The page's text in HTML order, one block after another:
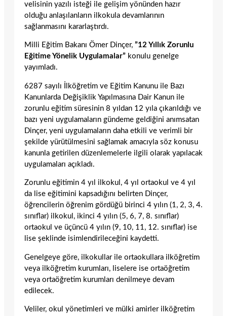
velisinin yazılı isteği ile gelişim yönünden hazır
olduğu anlaşılanların ilkokula devamlarının
sağlanmasını kararlaştırdı.
Milli Eğitim Bakanı Ömer Dinçer, ”12 Yıllık Zorunlu
Eğitime Yönelik Uygulamalar” konulu genelge
yayımladı.
6287 sayılı İlköğretim ve Eğitim Kanunu ile Bazı
Kanunlarda Değişiklik Yapılmasına Dair Kanun ile
zorunlu eğitim süresinin 8 yıldan 12 yıla çıkarıldığı ve
bazı yeni uygulamaların gündeme geldiğini anımsatan
Dinçer, yeni uygulamaların daha etkili ve verimli bir
şekilde yürütülmesini sağlamak amacıyla söz konusu
kanunla getirilen düzenlemelerle ilgili olarak yapılacak
uygulamaları açıkladı.
Zorunlu eğitimin 4 yıl ilkokul, 4 yıl ortaokul ve 4 yıl
da lise eğitimini kapsadığını belirten Dinçer,
öğrencilerin öğrenim gördüğü birinci 4 yılın (1, 2, 3, 4.
sınıflar) ilkokul, ikinci 4 yılın (5, 6, 7, 8. sınıflar)
ortaokul ve üçüncü 4 yılın (9, 10, 11, 12. sınıflar) ise
lise şeklinde isimlendirileceğini kaydetti.
Genelgeye göre, ilkokullar ile ortaokullara ilköğretim
veya ilköğretim kurumları, liselere ise ortaöğretim
veya ortaöğretim kurumları denilmeye devam
edilecek.
Veliler, okul yönetimleri ve mülki amirler ilköğretim